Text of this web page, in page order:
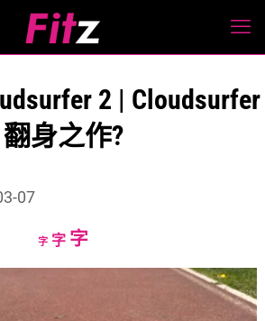
2 | Cloudsurfer
翻身之作?
07
字Decrease
字Reset
字Increase